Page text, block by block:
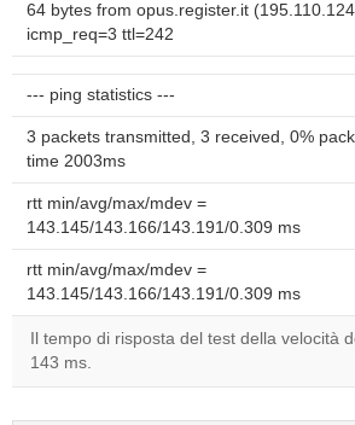
64 bytes from opus.register.it
icmp_req=3 ttl=242
--- ping statistics ---
3 packets transmitted, 3 received, 0%
time 2003ms
rtt min/avg/max/mdev =
143.145/143.166/143.191/0.309 ms
rtt min/avg/max/mdev =
143.145/143.166/143.191/0.309 ms
Il tempo di risposta del test della velocità
143 ms.